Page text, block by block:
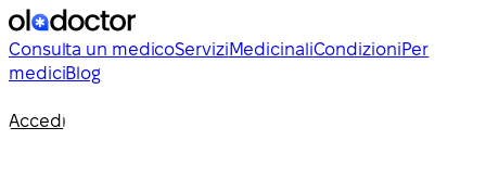
Consulta un medicoServiziMedicinaliCondizioniPer
mediciBlog
Accedi